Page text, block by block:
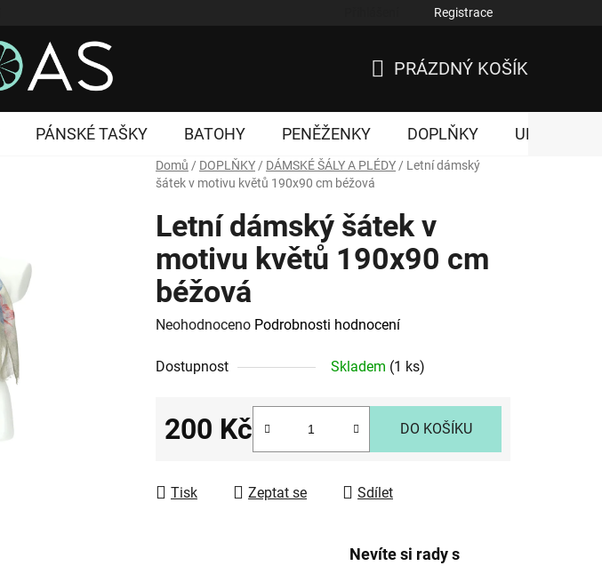
Registrace
KOŠÍK
PRÁZDNÝ KOŠÍK
PÁNSKÉ TAŠKY BATOHY PENĚŽENKY DOPLŇKY UNISEX
Domů / DOPLŇKY / DÁMSKÉ ŠÁLY A PLÉDY / Letní dámský
šátek v motivu květů 190x90 cm béžová
Letní dámský šátek v
motivu květů 190x90 cm
béžová
Průměrné
produktu
0,0
hvězdiček.
Neohodnoceno Podrobnosti hodnocení
Dostupnost Skladem (1 ks)
200 Kč DO KOŠÍKU
Tisk Zeptat se Sdílet
Nevíte si rady s